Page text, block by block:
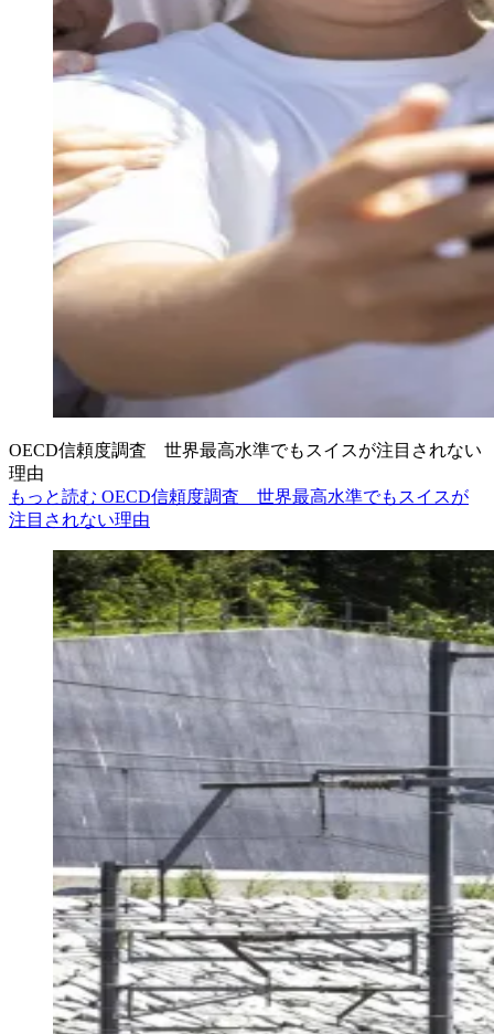
OECD信頼度調査 世界最高水準でもスイスが注目されない
理由
もっと読む OECD信頼度調査 世界最高水準でもスイスが
注目されない理由